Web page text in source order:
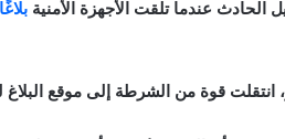
الحادث عندما تلقت الأجهزة الأمنية بلاغًا
انتقلت قوة من الشرطة إلى موقع